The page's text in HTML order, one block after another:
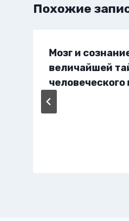
Похожие
Мозг и
величайшей
человеческого